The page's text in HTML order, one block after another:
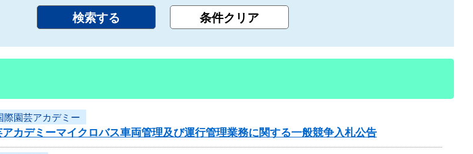
際園芸アカデミー
アカデミーマイクロバス車両管理及び運行管理業務に関する一般競争入札公告